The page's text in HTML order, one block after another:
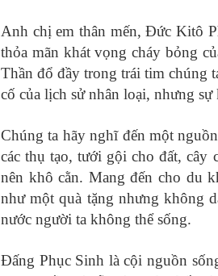
Anh chị em thân mến, Đức Kitô
thỏa mãn khát vọng cháy bỏng
Thần đổ đầy trong trái tim chúng
cố của lịch sử nhân loại, nhưng
Chúng ta hãy nghĩ đến một
các thụ tạo, tưới gội cho đất, cây
nên khô cằn. Mang đến cho du
như một quà tặng nhưng không
nước người ta không thể sống.
Đấng Phục Sinh là cội nguồn